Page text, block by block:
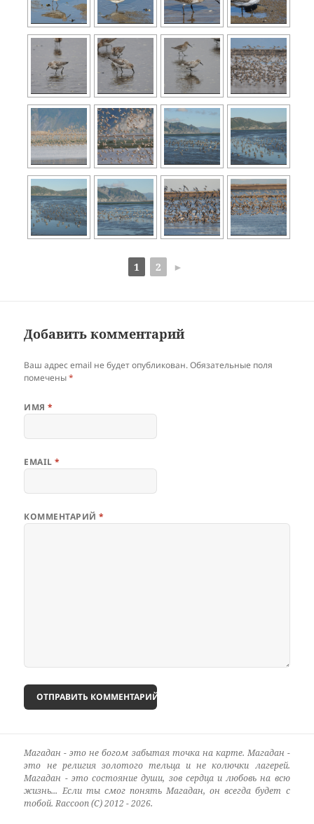
1 2 ►
Добавить комментарий
Ваш адрес email не будет опубликован. Обязательные поля
помечены*
ИМЯ*
EMAIL*
КОММЕНТАРИЙ*
Магадан - это не богом забытая точка на карте. Магадан -
это не религия золотого тельца и не колючки лагерей.
Магадан - это состояние души, зов сердца и любовь на всю
жизнь... Если ты смог понять Магадан, он всегда будет с
тобой. Raccoon (C) 2012 - 2026.